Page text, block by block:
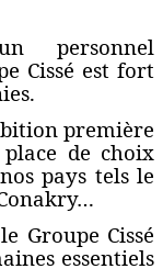
personnel
Cissé est fort
première
de choix
pays tels le
Groupe Cissé
essentiels